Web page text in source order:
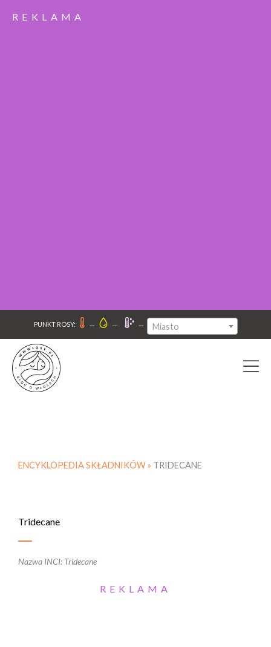
REKLAMA
PUNKT ROSY: – – – Miasto
ENCYKLOPEDIA SKŁADNIKÓW » TRIDECANE
Tridecane
Nazwa INCI: Tridecane
REKLAMA